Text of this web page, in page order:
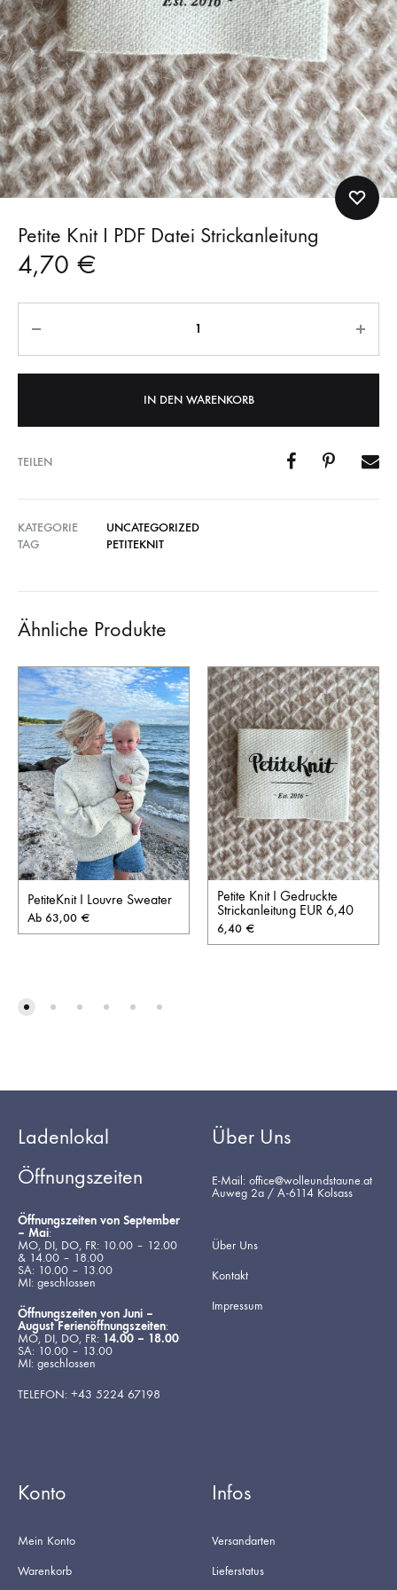
Petite Knit I PDF Datei Strickanleitung
4,70 €
Anzahl
IN DEN WARENKORB
TEILEN
KATEGORIE
UNCATEGORIZED
TAG
PETITEKNIT
Ähnliche Produkte
PetiteKnit I Louvre Sweater
Ab 63,00 €
Petite Knit I Gedruckte
Strickanleitung EUR 6,40
6,40 €
Ladenlokal
Öffnungszeiten
Öffnungszeiten von September
– Mai:
MO, DI, DO, FR: 10.00 – 12.00
& 14.00 – 18.00
SA: 10.00 – 13.00
MI: geschlossen
Öffnungszeiten von Juni –
August Ferienöffnungszeiten:
MO, DI, DO, FR: 14.00 – 18.00
SA: 10.00 – 13.00
MI: geschlossen
TELEFON: +43 5224 67198
Über Uns
E-Mail: office@wolleundstaune.at
Auweg 2a / A-6114 Kolsass
Über Uns
Kontakt
Impressum
Konto
Mein Konto
Warenkorb
Infos
Versandarten
Lieferstatus